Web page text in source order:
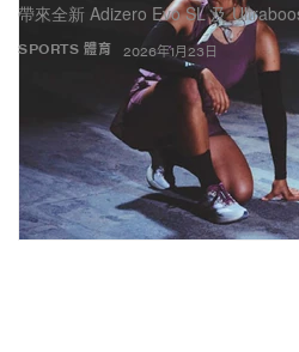
SPORTS 體育
帶來全新 Adizero Evo SL 及
2026年1月23日